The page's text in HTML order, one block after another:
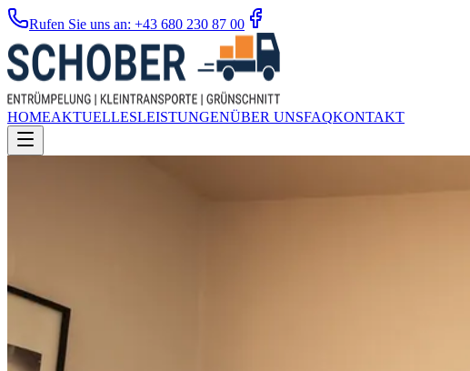
Rufen Sie uns an: +43 680 230 87 00
HOMEAKTUELLESLEISTUNGENÜBER UNSFAQKONTAKT